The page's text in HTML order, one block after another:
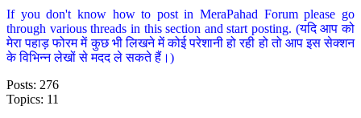
If you don't know how to post in MeraPahad Forum please go
through various threads in this section and start posting. (यदि आप को
मेरा पहाड़ फोरम में कुछ भी लिखने में कोई परेशानी हो रही हो तो आप इस सेक्शन
के विभिन्न लेखों से मदद ले सकते हैं।)
Posts: 276
Topics: 11